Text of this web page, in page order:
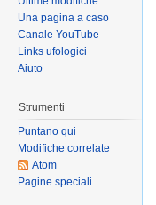
Una pagina a caso
Canale YouTube
Links ufologici
Aiuto
Strumenti
Puntano qui
Modifiche correlate
Atom
Pagine speciali